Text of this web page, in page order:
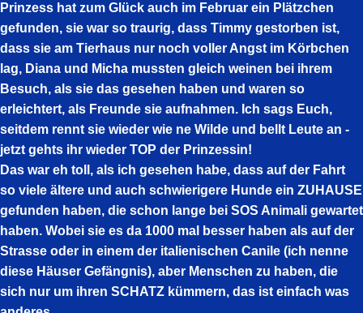
Prinzess hat zum Glück auch im Februar ein Plätzchen
gefunden, sie war so traurig, dass Timmy gestorben ist,
dass sie am Tierhaus nur noch voller Angst im Körbchen
lag, Diana und Micha mussten gleich weinen bei ihrem
Besuch, als sie das gesehen haben und waren so
erleichtert, als Freunde sie aufnahmen. Ich sags Euch,
seitdem rennt sie wieder wie ne Wilde und bellt Leute an -
jetzt gehts ihr wieder TOP der Prinzessin!
Das war eh toll, als ich gesehen habe, dass auf der Fahrt
so viele ältere und auch schwierigere Hunde ein ZUHAUSE
gefunden haben, die schon lange bei SOS Animali gewartet
haben. Wobei sie es da 1000 mal besser haben als auf der
Strasse oder in einem der italienischen Canile (ich nenne
diese Häuser Gefängnis), aber Menschen zu haben, die
sich nur um ihren SCHATZ kümmern, das ist einfach was